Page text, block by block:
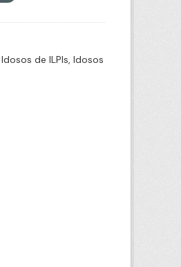
de ILPIs, Idosos